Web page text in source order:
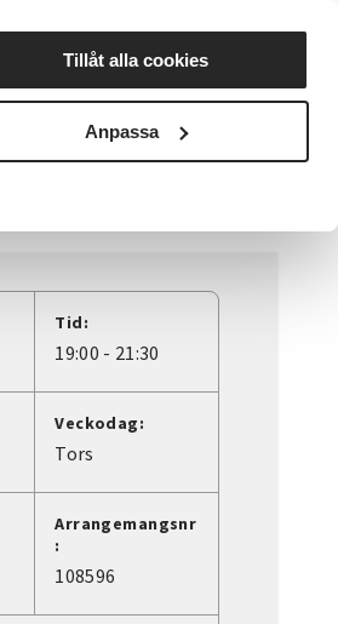
Tillåt alla cookies
Anpassa
Nyheter Avdelningar
Tid:
19:00 - 21:30
Veckodag:
Tors
Arrangemangsnr
:
108596